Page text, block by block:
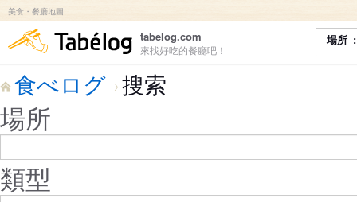
美食・餐廳地圖
食べログ
tabelog.com
來找好吃的餐廳吧！
場所
食べログ 搜索
場所
類型